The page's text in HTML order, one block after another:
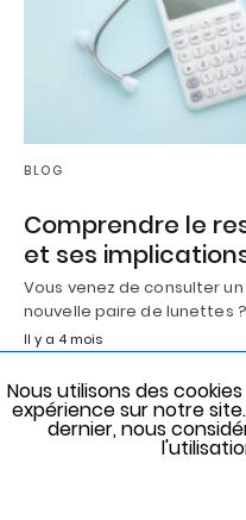
BLOG
Comprendre le
et ses
Vous venez de consulter
nouvelle paire de lunettes
Il y a 4 mois
Nous utilisons des
expérience sur notre
dernier, nous